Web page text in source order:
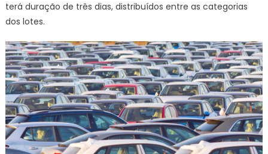
terá duração de três dias, distribuídos entre as categorias
dos lotes.